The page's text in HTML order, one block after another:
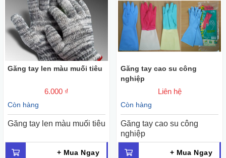
Găng tay len màu muối tiêu
6.000 ₫
Còn hàng
Găng tay len màu muối tiêu
+ Mua Ngay
Găng tay cao su công
nghiệp
Liên hệ
Còn hàng
Găng tay cao su công
nghiệp
+ Mua Ngay